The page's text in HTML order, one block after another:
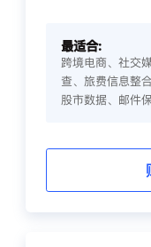
最适合:
跨境电商、社交
查、旅费信息整
股市数据、邮件